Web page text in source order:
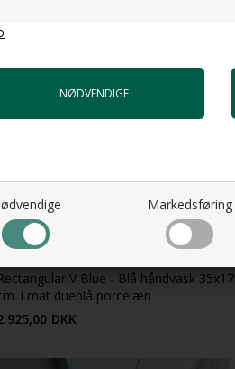
Markedsføring
V Blue - Blå håndvask 35x17
i mat dueblå porcelæn
DKK